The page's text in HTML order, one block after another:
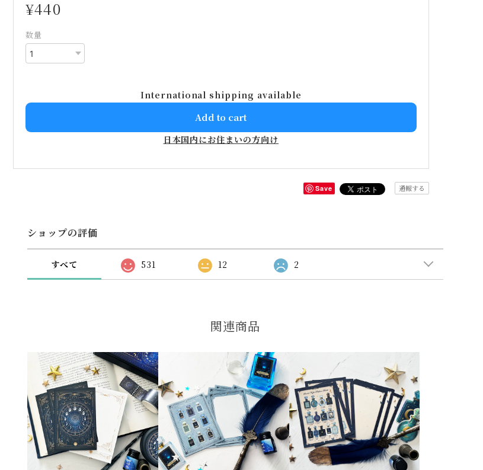
¥440
数量
International shipping available
Add to cart
日本国内にお住まいの方向け
Save 通報する
ショップの評価
すべて 531 12 2
関連商品